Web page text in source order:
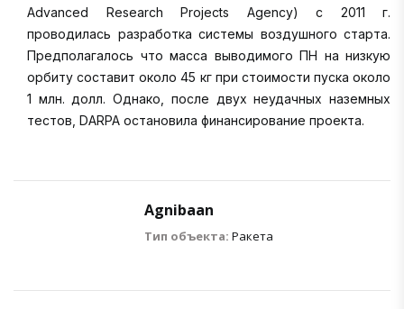
Advanced Research Projects Agency) с 2011 г.
проводилась разработка системы воздушного старта.
Предполагалось что масса выводимого ПН на низкую
орбиту составит около 45 кг при стоимости пуска около
1 млн. долл. Однако, после двух неудачных наземных
тестов, DARPA остановила финансирование проекта.
Agnibaan
Тип объекта: Ракета